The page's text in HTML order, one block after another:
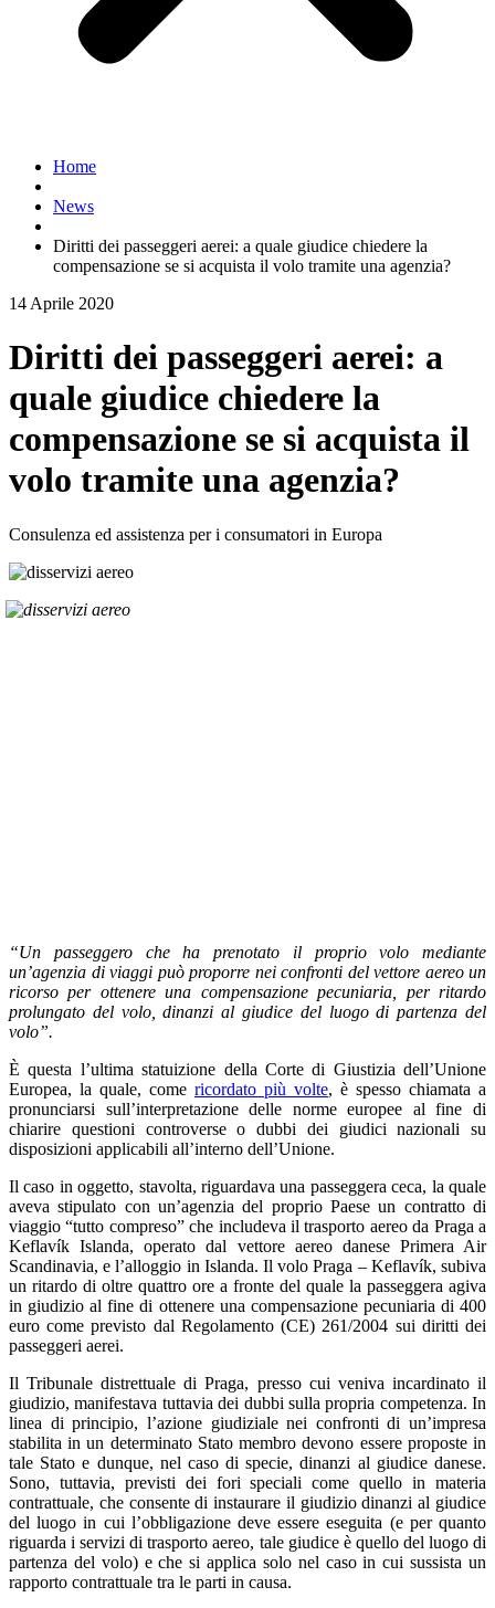
Home
News
Diritti dei passeggeri aerei: a quale giudice chiedere la
compensazione se si acquista il volo tramite una agenzia?
14 Aprile 2020
Diritti dei passeggeri aerei: a
quale giudice chiedere la
compensazione se si acquista il
volo tramite una agenzia?
Consulenza ed assistenza per i consumatori in Europa
“Un passeggero che ha prenotato il proprio volo mediante
un’agenzia di viaggi può proporre nei confronti del vettore aereo un
ricorso per ottenere una compensazione pecuniaria, per ritardo
prolungato del volo, dinanzi al giudice del luogo di partenza del
volo”.
È questa l’ultima statuizione della Corte di Giustizia dell’Unione
Europea, la quale, come ricordato più volte, è spesso chiamata a
pronunciarsi sull’interpretazione delle norme europee al fine di
chiarire questioni controverse o dubbi dei giudici nazionali su
disposizioni applicabili all’interno dell’Unione.
Il caso in oggetto, stavolta, riguardava una passeggera ceca, la quale
aveva stipulato con un’agenzia del proprio Paese un contratto di
viaggio “tutto compreso” che includeva il trasporto aereo da Praga a
Keflavík Islanda, operato dal vettore aereo danese Primera Air
Scandinavia, e l’alloggio in Islanda. Il volo Praga – Keflavík, subiva
un ritardo di oltre quattro ore a fronte del quale la passeggera agiva
in giudizio al fine di ottenere una compensazione pecuniaria di 400
euro come previsto dal Regolamento (CE) 261/2004 sui diritti dei
passeggeri aerei.
Il Tribunale distrettuale di Praga, presso cui veniva incardinato il
giudizio, manifestava tuttavia dei dubbi sulla propria competenza. In
linea di principio, l’azione giudiziale nei confronti di un’impresa
stabilita in un determinato Stato membro devono essere proposte in
tale Stato e dunque, nel caso di specie, dinanzi al giudice danese.
Sono, tuttavia, previsti dei fori speciali come quello in materia
contrattuale, che consente di instaurare il giudizio dinanzi al giudice
del luogo in cui l’obbligazione deve essere eseguita (e per quanto
riguarda i servizi di trasporto aereo, tale giudice è quello del luogo di
partenza del volo) e che si applica solo nel caso in cui sussista un
rapporto contrattuale tra le parti in causa.